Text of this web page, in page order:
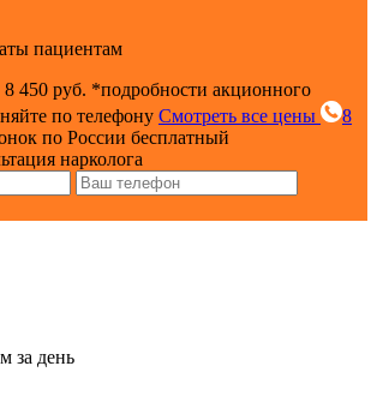
пациентам
8 450 руб. *подробности акционного
по телефону Смотреть все цены
8
по России бесплатный
нарколога
за день